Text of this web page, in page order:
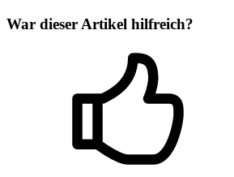
War dieser Artikel hilfreich?